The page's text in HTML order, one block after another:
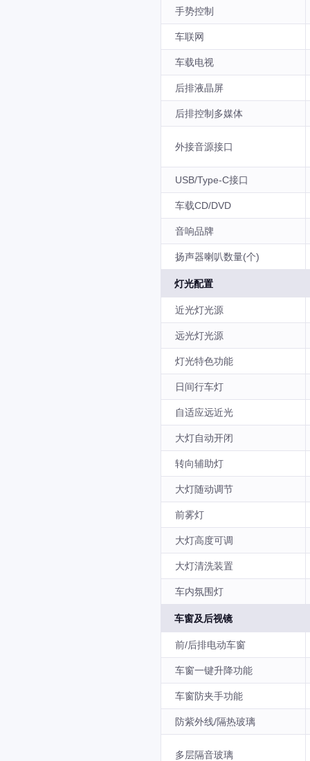
手势控制
车联网
车载电视
后排液晶屏
后排控制多媒体
外接音源接口
USB/Type-C接口
车载CD/DVD
音响品牌
扬声器喇叭数量(个)
灯光配置
近光灯光源
远光灯光源
灯光特色功能
日间行车灯
自适应远近光
大灯自动开闭
转向辅助灯
大灯随动调节
前雾灯
大灯高度可调
大灯清洗装置
车内氛围灯
车窗及后视镜
前/后排电动车窗
车窗一键升降功能
车窗防夹手功能
防紫外线/隔热玻璃
多层隔音玻璃